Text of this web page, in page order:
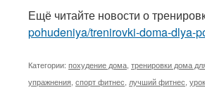
Ещё читайте новости о
pohudeniya/trenirovki-doma-dlya-
Категории: похудение дома тренировки дома
упражнения спорт фитнес лучший фитнес